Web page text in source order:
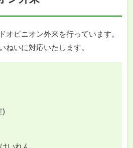
オピニオン外来を行っています。
ねいに対応いたします。
)
いれん